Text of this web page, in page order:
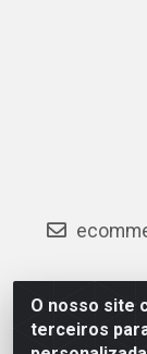
O nosso site
terceiros
AC Araujo
São